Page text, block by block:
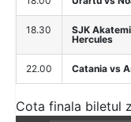
18.30
SJK
Hercules
22.00 Catania vs
Cota finala biletul